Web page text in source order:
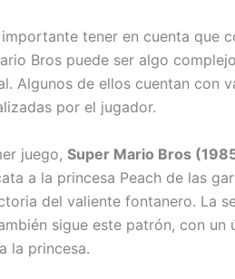
importante tener en cuenta que
Bros puede ser algo
Algunos de ellos cuentan con
por el jugador.
juego, Super Mario Bros
a la princesa Peach de las
del valiente fontanero. La
sigue este patrón, con un
la princesa.